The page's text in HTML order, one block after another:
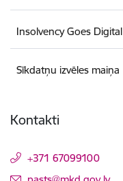
Insolvency Goes Digital
Sīkdatņu izvēles maiņa
Kontakti
+371 67099100
E-pasts: